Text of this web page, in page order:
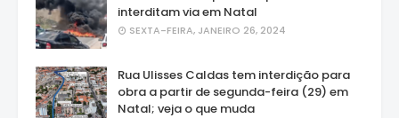
interditam via em Natal
SEXTA-FEIRA, JANEIRO 26, 2024
Rua Ulisses Caldas tem interdição para
obra a partir de segunda-feira (29) em
Natal; veja o que muda